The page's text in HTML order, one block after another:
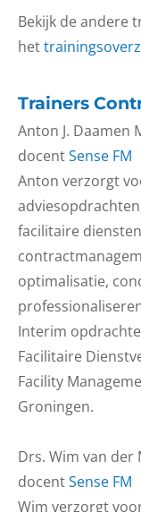
Bekijk de andere
het
Trainers
Anton J. Daamen
docentSense FM
Anton verzorgt
facilitaire
optimalisatie,
Interim
Facilitaire
Facility
Groningen.
Drs. Wim van der
docentSense FM
Wim verzorgt